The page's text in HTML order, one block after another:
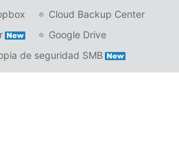
Cloud Backup Center
Google Drive
de seguridad SMB